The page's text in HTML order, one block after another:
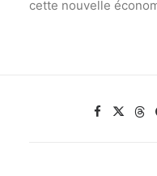
cette nouvelle